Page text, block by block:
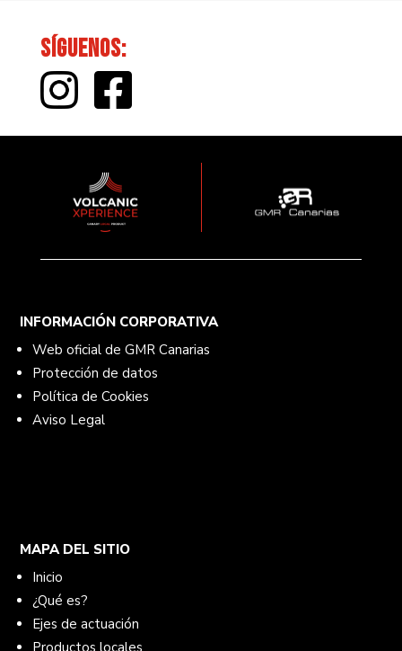
Síguenos:
INFORMACIÓN CORPORATIVA
Web oficial de GMR Canarias
Protección de datos
Política de Cookies
Aviso Legal
MAPA DEL SITIO
Inicio
¿Qué es?
Ejes de actuación